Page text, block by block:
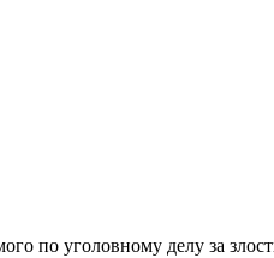
по уголовному делу за